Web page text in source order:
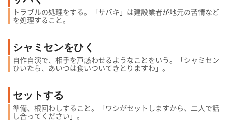
トラブルの処理をする。「サバキ」は建設業者が地元の苦情など
を処理すること。
シャミセンをひく
自作自演で、相手を戸惑わせるようなことをいう。「シャミセン
ひいたら、あいつは食いついてきとりますわ」。
セットする
準備、根回わしすること。「ワシがセットしますから、二人で話
し合ってください」。